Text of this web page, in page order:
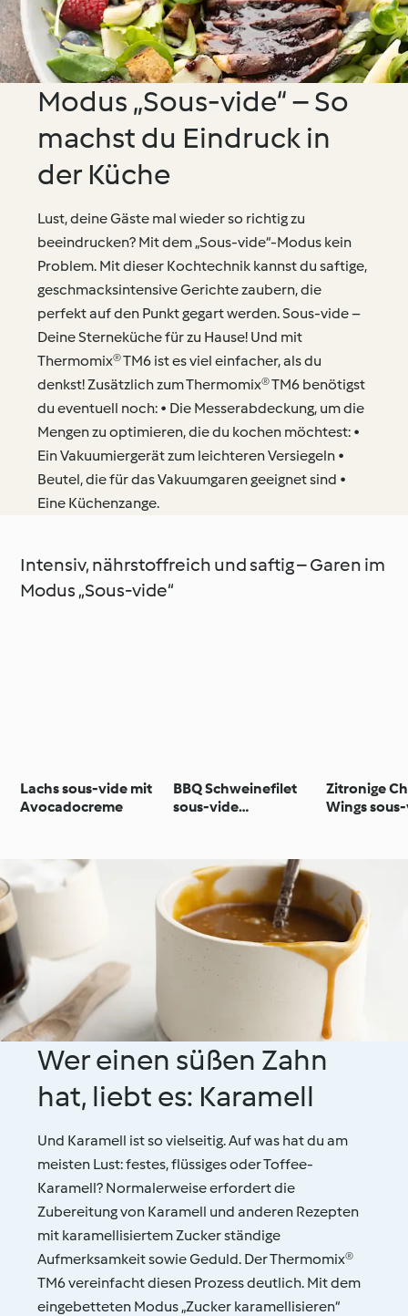
Modus „Sous-vide“ – So
machst du Eindruck in
der Küche
Lust, deine Gäste mal wieder so richtig zu
beeindrucken? Mit dem „Sous-vide“-Modus kein
Problem. Mit dieser Kochtechnik kannst du saftige,
geschmacksintensive Gerichte zaubern, die
perfekt auf den Punkt gegart werden. Sous-vide –
Deine Sterneküche für zu Hause! Und mit
Thermomix® TM6 ist es viel einfacher, als du
denkst! Zusätzlich zum Thermomix® TM6 benötigst
du eventuell noch: • Die Messerabdeckung, um die
Mengen zu optimieren, die du kochen möchtest: •
Ein Vakuumiergerät zum leichteren Versiegeln •
Beutel, die für das Vakuumgaren geeignet sind •
Eine Küchenzange.
Intensiv, nährstoffreich und saftig – Garen im
Modus „Sous-vide“
Lachs sous-vide mit
Avocadocreme
BBQ Schweinefilet
sous-vide
Zitronige
Wings
Wer einen süßen Zahn
hat, liebt es: Karamell
Und Karamell ist so vielseitig. Auf was hat du am
meisten Lust: festes, flüssiges oder Toffee-
Karamell? Normalerweise erfordert die
Zubereitung von Karamell und anderen Rezepten
mit karamellisiertem Zucker ständige
Aufmerksamkeit sowie Geduld. Der Thermomix®
TM6 vereinfacht diesen Prozess deutlich. Mit dem
eingebetteten Modus „Zucker karamellisieren“